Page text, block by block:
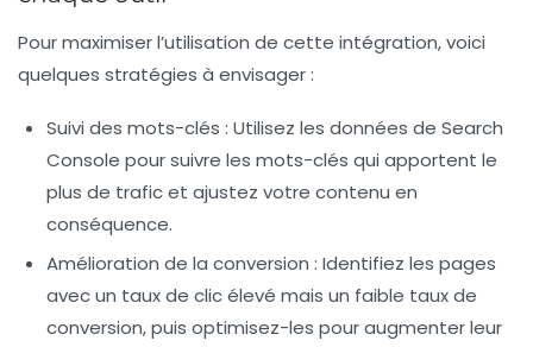
Pour maximiser l’utilisation de cette intégration, voici
quelques stratégies à envisager :
Suivi des mots-clés : Utilisez les données de Search
Console pour suivre les mots-clés qui apportent le
plus de trafic et ajustez votre contenu en
conséquence.
Amélioration de la conversion : Identifiez les pages
avec un taux de clic élevé mais un faible taux de
conversion, puis optimisez-les pour augmenter leur